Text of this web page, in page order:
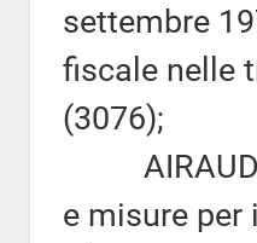
settembre
fiscale nelle
(3076);
AIRAUDO
e misure